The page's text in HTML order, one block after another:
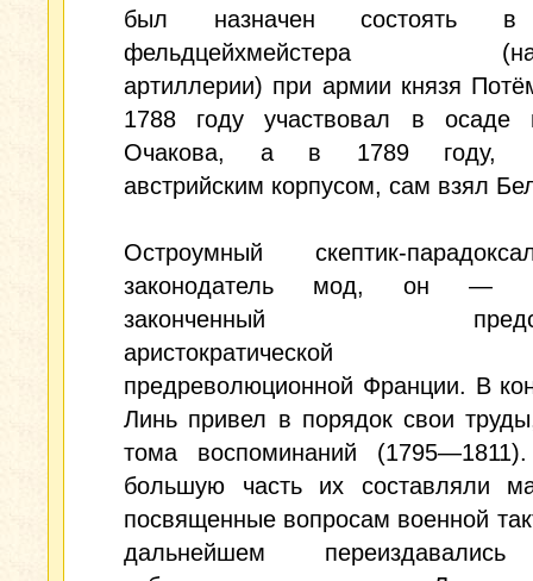
был назначен состоять в
фельдцейхмейстера
артиллерии) при армии князя
1788 году участвовал в осаде
Очакова, а в 1789 году,
австрийским корпусом, сам взял
Остроумный скептик-
законодатель мод, он —
законченный
аристократической
предреволюционной Франции. В
Линь привел в порядок свои
тома воспоминаний
большую часть их составляли
посвященные вопросам военной
дальнейшем